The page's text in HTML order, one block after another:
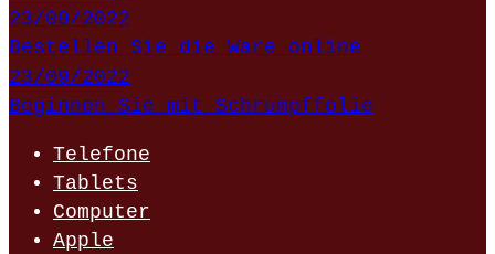
23/09/2022
Bestellen Sie die Ware online
23/09/2022
Beginnen Sie mit Schrumpffolie
Telefone
Tablets
Computer
Apple